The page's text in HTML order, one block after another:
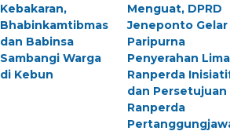
Kebakaran,
Bhabinkamtibmas
dan Babinsa
Sambangi Warga
di Kebun
Menguat, DPRD
Jeneponto Gelar
Paripurna
Penyerahan Lima
Ranperda
dan Persetujuan
Ranperda